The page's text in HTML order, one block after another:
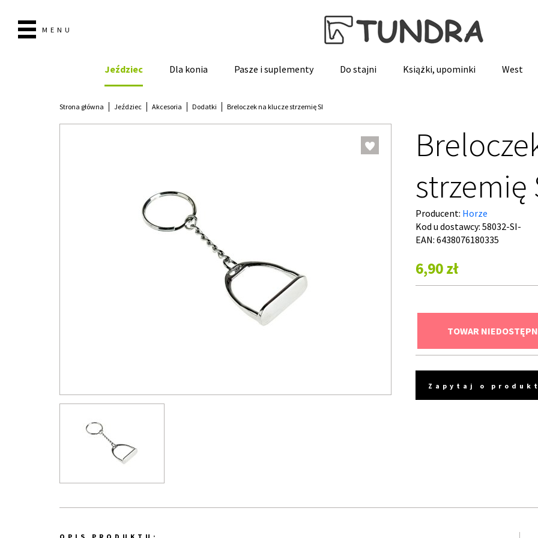
MENU
Jeździec Dla konia Pasze i suplementy Do stajni Książki, upominki West
Strona główna Jeździec Akcesoria Dodatki Breloczek na klucze strzemię SI
strzemię
Producent: Horze
Kod u dostawcy: 58032-SI-
EAN: 6438076180335
6,90 zł
TOWAR
Zapytaj o